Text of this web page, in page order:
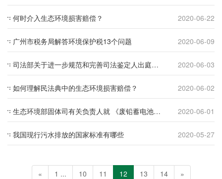
何时介入生态环境损害赔偿？ 2020-06-22
广州市税务局解答环境保护税13个问题 2020-06-09
司法部关于进一步规范和完善司法鉴定人出庭作证活动的指导意见 2020-06-03
如何理解民法典中的生态环境损害赔偿？ 2020-06-02
生态环境部固体司有关负责人就 《废铅蓄电池处理污染控制技术规范》 《废铅蓄电池危险废物经营单位审查和许可指南（试行）》 答记者问 2020-06-01
我国现行污水排放的国家标准有哪些 2020-05-27
« 1 ... 10 11 12 13 14 »